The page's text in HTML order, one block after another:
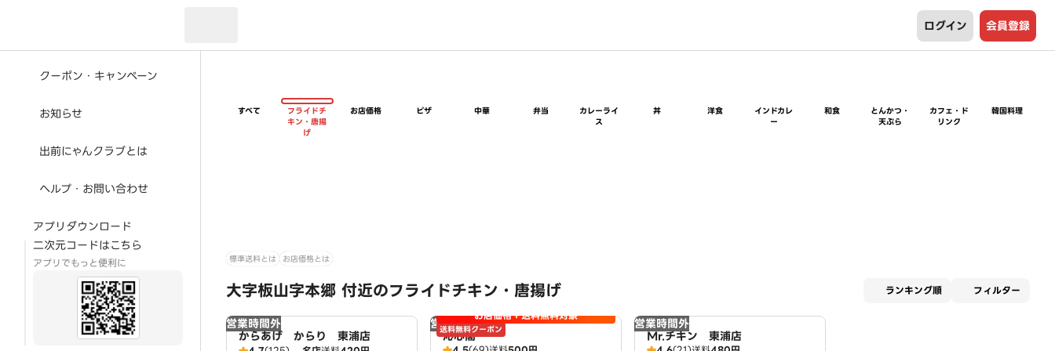
ログイン 会員登録
クーポン・キャンペーン
お知らせ
出前にゃんクラブとは
ヘルプ・お問い合わせ
アプリダウンロード
二次元コードはこちら
アプリでもっと便利に
すべて
フライドチ
キン・唐揚
げ
お店価格 ピザ 中華 弁当
カレーライ
ス
丼 洋食
インドカレ
ー
和食
とんかつ・
天ぷら
カフェ・ド
リンク
韓国料理
標準送料とは お店価格とは
大字板山字本郷 付近のフライドチキン・唐揚げ ランキング順 フィルター
営業時間外
からあげ からり 東浦店
営業時間外
送料無料クーポン
お店価格＋送料無料対象
沁心閣
営業時間外
Mr.チキン 東浦店